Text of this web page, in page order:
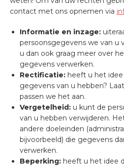
contact met ons opnemen via
Informatie en inzage:
persoonsgegevens we van u
u dan ook graag meer over
gegevens verwerken.
Rectificatie: heeft u het
gegevens van u hebben?
passen we het aan.
Vergetelheid: u kunt de
van u hebben verwijderen.
andere doeleinden
bijvoorbeeld) die gegevens
verwerken.
Beperking: heeft u het idee